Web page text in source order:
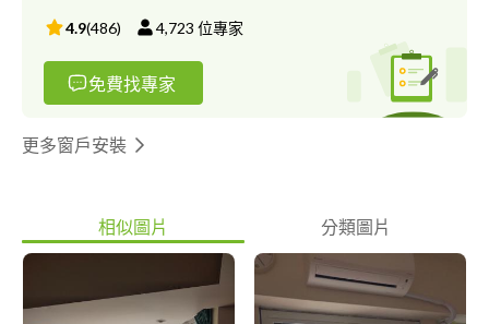
4.9(486) 4,723 位專家
免費找專家
更多窗戶安裝
相似圖片 分類圖片